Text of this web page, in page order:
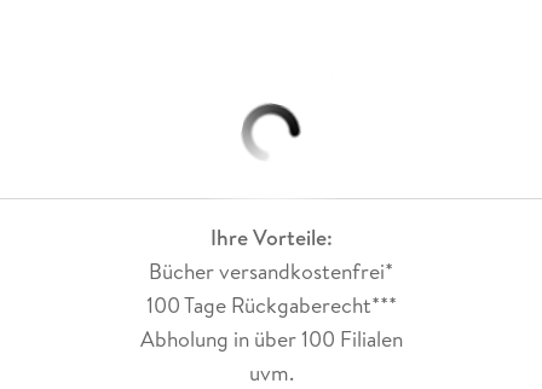
Ihre Vorteile:
Bücher versandkostenfrei*
100 Tage Rückgaberecht***
Abholung in über 100 Filialen
uvm.